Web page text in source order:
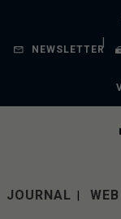
NEWSLETTER
JOURNAL